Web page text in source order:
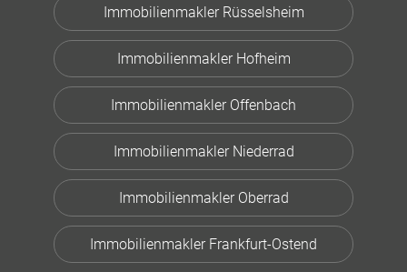
Immobilienmakler Rüsselsheim
Immobilienmakler Hofheim
Immobilienmakler Offenbach
Immobilienmakler Niederrad
Immobilienmakler Oberrad
Immobilienmakler Frankfurt-Ostend